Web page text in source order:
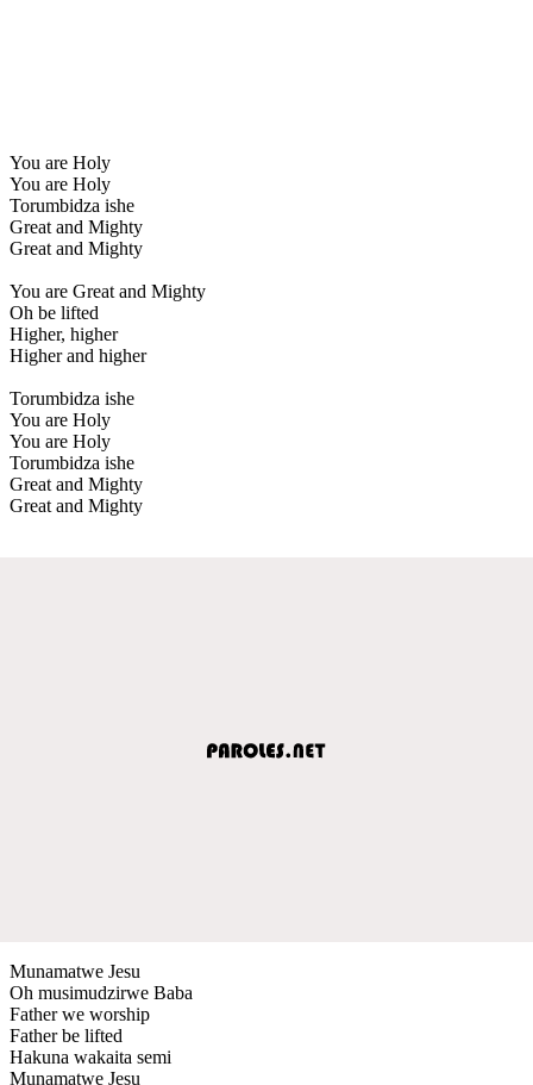
You are Holy
You are Holy
Torumbidza ishe
Great and Mighty
Great and Mighty
You are Great and Mighty
Oh be lifted
Higher, higher
Higher and higher
Torumbidza ishe
You are Holy
You are Holy
Torumbidza ishe
Great and Mighty
Great and Mighty
Munamatwe Jesu
Oh musimudzirwe Baba
Father we worship
Father be lifted
Hakuna wakaita semi
Munamatwe Jesu